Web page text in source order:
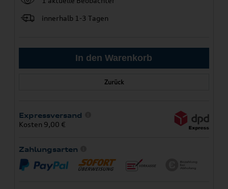
innerhalb 1-3 Tagen
Zurück
Expressversand
Kosten 9,00 €
Zahlungsarten